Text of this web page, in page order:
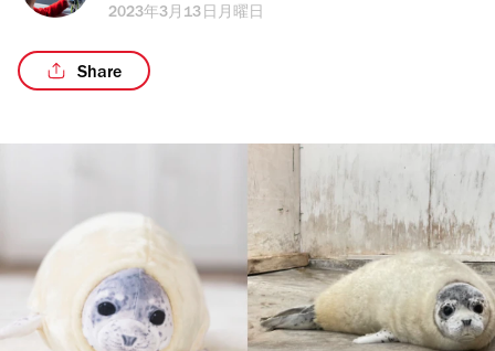
2023年3月13日月曜日
Share